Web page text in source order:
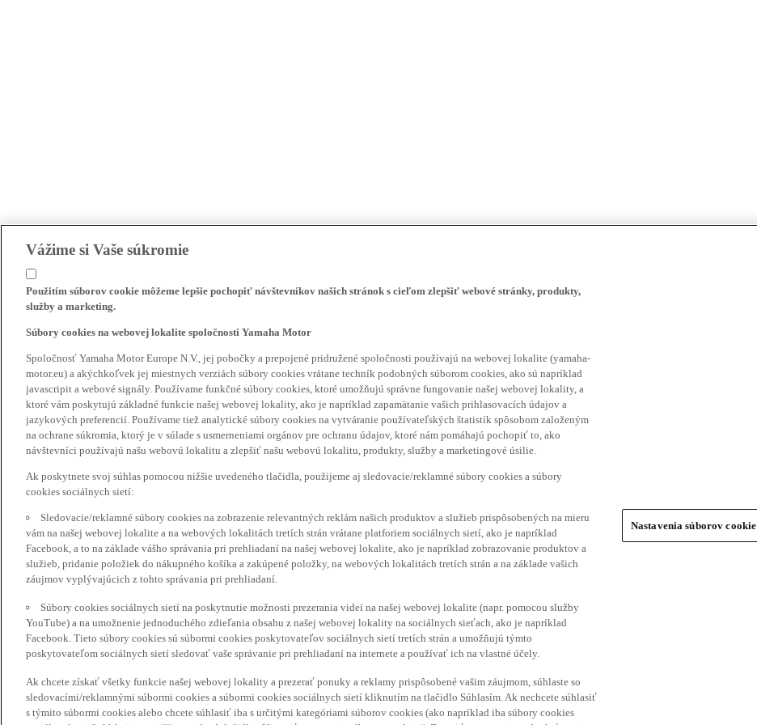
Vážime si Vaše súkromie
Použitím súborov cookie môžeme lepšie pochopiť návštevníkov našich stránok s cieľom zlepšiť webové stránky, produkty,
služby a marketing.
Súbory cookies na webovej lokalite spoločnosti Yamaha Motor
Spoločnosť Yamaha Motor Europe N.V., jej pobočky a prepojené pridružené spoločnosti používajú na webovej lokalite (yamaha-
motor.eu) a akýchkoľvek jej miestnych verziách súbory cookies vrátane techník podobných súborom cookies, ako sú napríklad
javascripit a webové signály. Používame funkčné súbory cookies, ktoré umožňujú správne fungovanie našej webovej lokality, a
ktoré vám poskytujú základné funkcie našej webovej lokality, ako je napríklad zapamätanie vašich prihlasovacích údajov a
jazykových preferencií. Používame tiež analytické súbory cookies na vytváranie používateľských štatistík spôsobom založeným
na ochrane súkromia, ktorý je v súlade s usmerneniami orgánov pre ochranu údajov, ktoré nám pomáhajú pochopiť to, ako
návštevníci používajú našu webovú lokalitu a zlepšiť našu webovú lokalitu, produkty, služby a marketingové úsilie.
Ak poskytnete svoj súhlas pomocou nižšie uvedeného tlačidla, použijeme aj sledovacie/reklamné súbory cookies a súbory
cookies sociálnych sietí:
Sledovacie/reklamné súbory cookies na zobrazenie relevantných reklám našich produktov a služieb prispôsobených na mieru
vám na našej webovej lokalite a na webových lokalitách tretích strán vrátane platforiem sociálnych sietí, ako je napríklad
Facebook, a to na základe vášho správania pri prehliadaní na našej webovej lokalite, ako je napríklad zobrazovanie produktov a
služieb, pridanie položiek do nákupného košíka a zakúpené položky, na webových lokalitách tretích strán a na základe vašich
záujmov vyplývajúcich z tohto správania pri prehliadaní.
Súbory cookies sociálnych sietí na poskytnutie možnosti prezerania videí na našej webovej lokalite (napr. pomocou služby
YouTube) a na umožnenie jednoduchého zdieľania obsahu z našej webovej lokality na sociálnych sieťach, ako je napríklad
Facebook. Tieto súbory cookies sú súbormi cookies poskytovateľov sociálnych sietí tretích strán a umožňujú týmto
poskytovateľom sociálnych sietí sledovať vaše správanie pri prehliadaní na internete a používať ich na vlastné účely.
Ak chcete získať všetky funkcie našej webovej lokality a prezerať ponuky a reklamy prispôsobené vašim záujmom, súhlaste so
sledovacími/reklamnými súbormi cookies a súbormi cookies sociálnych sietí kliknutím na tlačidlo Súhlasím. Ak nechcete súhlasiť
s týmito súbormi cookies alebo chcete súhlasiť iba s určitými kategóriami súborov cookies (ako napríklad iba súbory cookies
Nastavenia súborov cookie